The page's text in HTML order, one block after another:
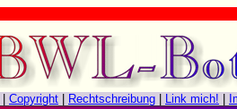
Im
Copyright Rechtschreibung Link mich!